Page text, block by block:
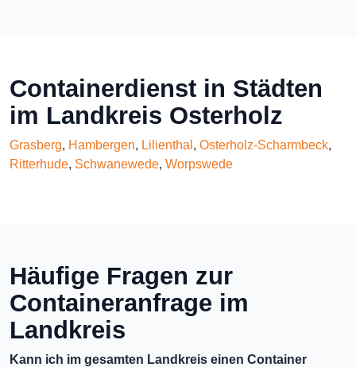
Containerdienst in Städten
im Landkreis Osterholz
Grasberg, Hambergen, Lilienthal , Osterholz-Scharmbeck,
Ritterhude, Schwanewede, Worpswede
Häufige Fragen zur
Containeranfrage im
Landkreis
Kann ich im gesamten Landkreis einen Container